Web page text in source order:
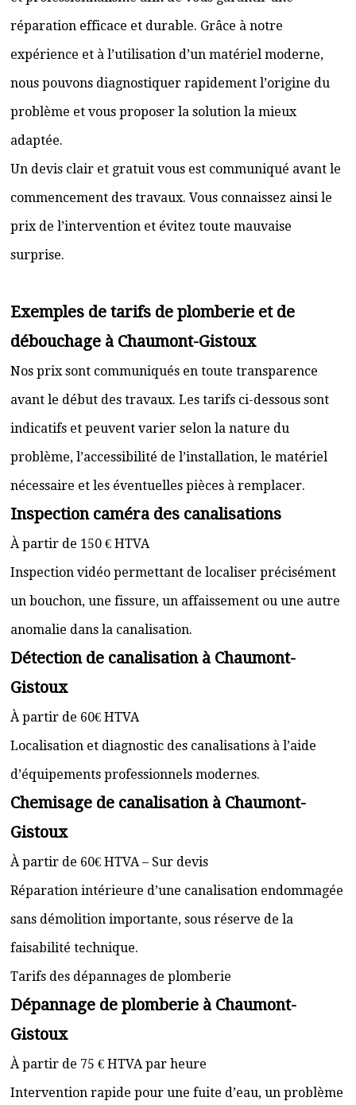
réparation efficace et durable. Grâce à notre
expérience et à l’utilisation d’un matériel moderne,
nous pouvons diagnostiquer rapidement l’origine du
problème et vous proposer la solution la mieux
adaptée.
Un devis clair et gratuit vous est communiqué avant le
commencement des travaux. Vous connaissez ainsi le
prix de l’intervention et évitez toute mauvaise
surprise.
Exemples de tarifs de plomberie et de
débouchage à Chaumont-Gistoux
Nos prix sont communiqués en toute transparence
avant le début des travaux. Les tarifs ci-dessous sont
indicatifs et peuvent varier selon la nature du
problème, l’accessibilité de l’installation, le matériel
nécessaire et les éventuelles pièces à remplacer.
Inspection caméra des canalisations
À partir de 150 € HTVA
Inspection vidéo permettant de localiser précisément
un bouchon, une fissure, un affaissement ou une autre
anomalie dans la canalisation.
Détection de canalisation à Chaumont-
Gistoux
À partir de 60€ HTVA
Localisation et diagnostic des canalisations à l’aide
d’équipements professionnels modernes.
Chemisage de canalisation à Chaumont-
Gistoux
À partir de 60€ HTVA – Sur devis
Réparation intérieure d’une canalisation endommagée
sans démolition importante, sous réserve de la
faisabilité technique.
Tarifs des dépannages de plomberie
Dépannage de plomberie à Chaumont-
Gistoux
À partir de 75 € HTVA par heure
Intervention rapide pour une fuite d’eau, un problème